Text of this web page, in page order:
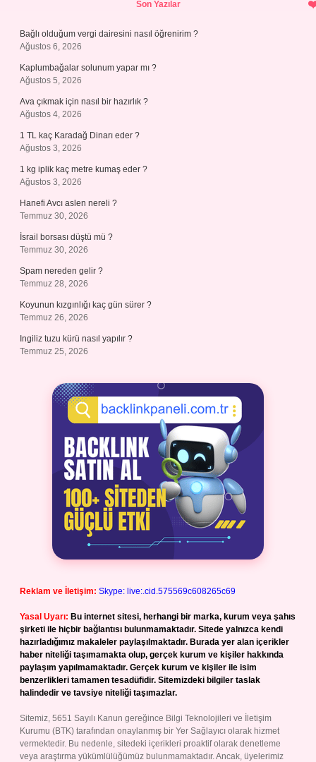
Son Yazılar
Bağlı olduğum vergi dairesini nasıl öğrenirim ?
Ağustos 6, 2026
Kaplumbağalar solunum yapar mı ?
Ağustos 5, 2026
Ava çıkmak için nasıl bir hazırlık ?
Ağustos 4, 2026
1 TL kaç Karadağ Dinarı eder ?
Ağustos 3, 2026
1 kg iplik kaç metre kumaş eder ?
Ağustos 3, 2026
Hanefi Avcı aslen nereli ?
Temmuz 30, 2026
İsrail borsası düştü mü ?
Temmuz 30, 2026
Spam nereden gelir ?
Temmuz 28, 2026
Koyunun kızgınlığı kaç gün sürer ?
Temmuz 26, 2026
Ingiliz tuzu kürü nasıl yapılır ?
Temmuz 25, 2026
Reklam ve İletişim: Skype: live:.cid.575569c608265c69
Yasal Uyarı: Bu internet sitesi, herhangi bir marka, kurum veya şahıs
şirketi ile hiçbir bağlantısı bulunmamaktadır. Sitede yalnızca kendi
hazırladığımız makaleler paylaşılmaktadır. Burada yer alan içerikler
haber niteliği taşımamakta olup, gerçek kurum ve kişiler hakkında
paylaşım yapılmamaktadır. Gerçek kurum ve kişiler ile isim
benzerlikleri tamamen tesadüfidir. Sitemizdeki bilgiler taslak
halindedir ve tavsiye niteliği taşımazlar.
Sitemiz, 5651 Sayılı Kanun gereğince Bilgi Teknolojileri ve İletişim
Kurumu (BTK) tarafından onaylanmış bir Yer Sağlayıcı olarak hizmet
vermektedir. Bu nedenle, sitedeki içerikleri proaktif olarak denetleme
veya araştırma yükümlülüğümüz bulunmamaktadır. Ancak, üyelerimiz